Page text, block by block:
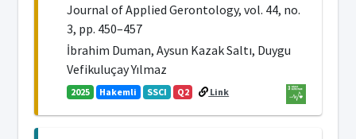
Journal of Applied Gerontology, vol. 44, no.
3, pp. 450–457
İbrahim Duman, Aysun Kazak Saltı, Duygu
Vefikuluçay Yılmaz
2025 Hakemli SSCI Q2 Link